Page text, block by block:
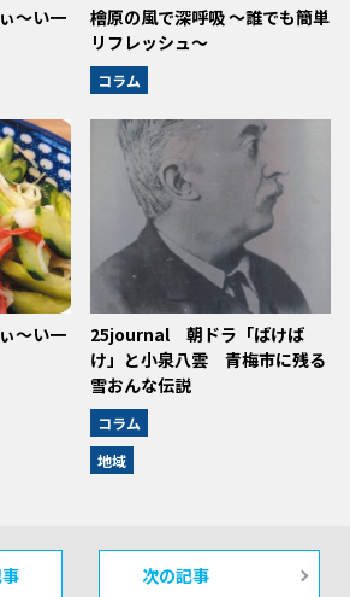
～い一
檜原の風で深呼吸 〜誰でも簡単
リフレッシュ〜
コラム
～い一
25journal 朝ドラ「ばけば
け」と小泉八雲 青梅市に残る
雪おんな伝説
コラム
地域
次の記事